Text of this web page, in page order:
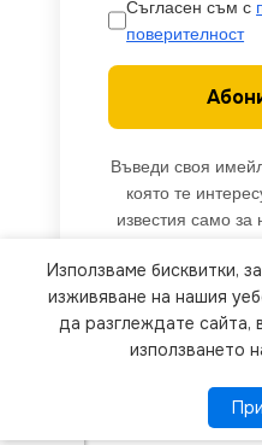
Съгласен съм с
поверителност
Въведи своя
която те
известия само за
We use cookies to
website. By browsing
our use of
ПОВЕЧЕ
Използваме бисквитки,
изживяване на нашия
да разглеждате сайта,
използването